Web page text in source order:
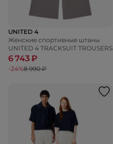
UNITED 4
Женские спортивные штаны
UNITED 4 TRACKSUIT TROUSERS
6 743 ₽
-24%8 990 ₽